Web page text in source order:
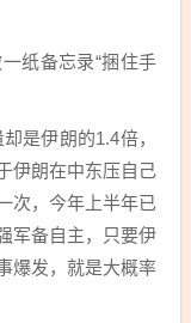
纸备忘录“捆住手
是伊朗的1.4倍，
伊朗在中东压自己
次，今年上半年已
军备自主，只要伊
爆发，就是大概率